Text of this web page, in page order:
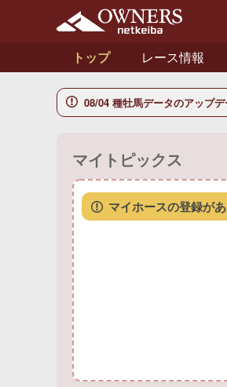
netkeiba オーナー
ズ
トップ レース情報
08/04 種牡馬データのアップ
マイトピックス
マイホースの登録が